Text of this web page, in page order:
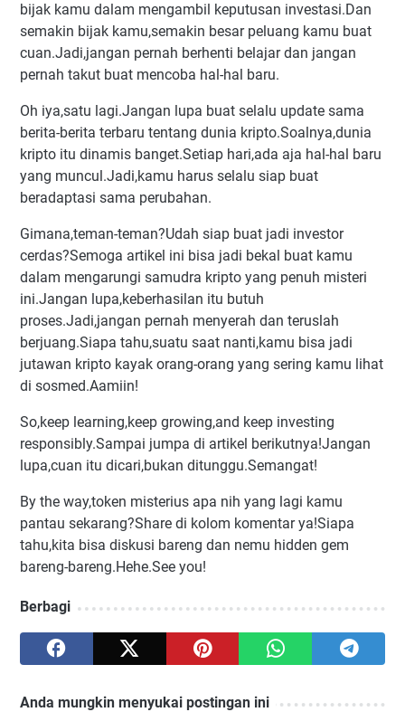
bijak kamu dalam mengambil keputusan investasi.Dan
semakin bijak kamu,semakin besar peluang kamu buat
cuan.Jadi,jangan pernah berhenti belajar dan jangan
pernah takut buat mencoba hal-hal baru.
Oh iya,satu lagi.Jangan lupa buat selalu update sama
berita-berita terbaru tentang dunia kripto.Soalnya,dunia
kripto itu dinamis banget.Setiap hari,ada aja hal-hal baru
yang muncul.Jadi,kamu harus selalu siap buat
beradaptasi sama perubahan.
Gimana,teman-teman?Udah siap buat jadi investor
cerdas?Semoga artikel ini bisa jadi bekal buat kamu
dalam mengarungi samudra kripto yang penuh misteri
ini.Jangan lupa,keberhasilan itu butuh
proses.Jadi,jangan pernah menyerah dan teruslah
berjuang.Siapa tahu,suatu saat nanti,kamu bisa jadi
jutawan kripto kayak orang-orang yang sering kamu lihat
di sosmed.Aamiin!
So,keep learning,keep growing,and keep investing
responsibly.Sampai jumpa di artikel berikutnya!Jangan
lupa,cuan itu dicari,bukan ditunggu.Semangat!
By the way,token misterius apa nih yang lagi kamu
pantau sekarang?Share di kolom komentar ya!Siapa
tahu,kita bisa diskusi bareng dan nemu hidden gem
bareng-bareng.Hehe.See you!
Berbagi
Anda mungkin menyukai postingan ini